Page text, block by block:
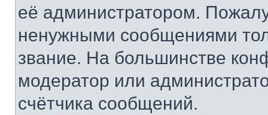
её администратором.
ненужными сообщениями
звание. На большинстве
модератор или
счётчика сообщений.